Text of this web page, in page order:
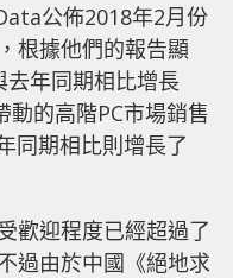
公佈2018年2月份
根據他們的報告顯
年同期相比增長
動的高階PC市場銷售
同期相比則增長了
歡迎程度已經超過了
過由於中國《絕地求